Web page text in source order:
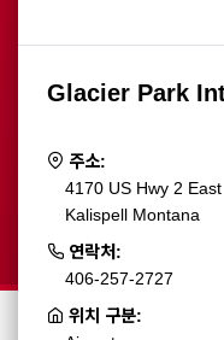
Glacier Park
주소:
4170 US Hwy 2 East
Kalispell Montana
연락처:
406-257-2727
위치 구분: